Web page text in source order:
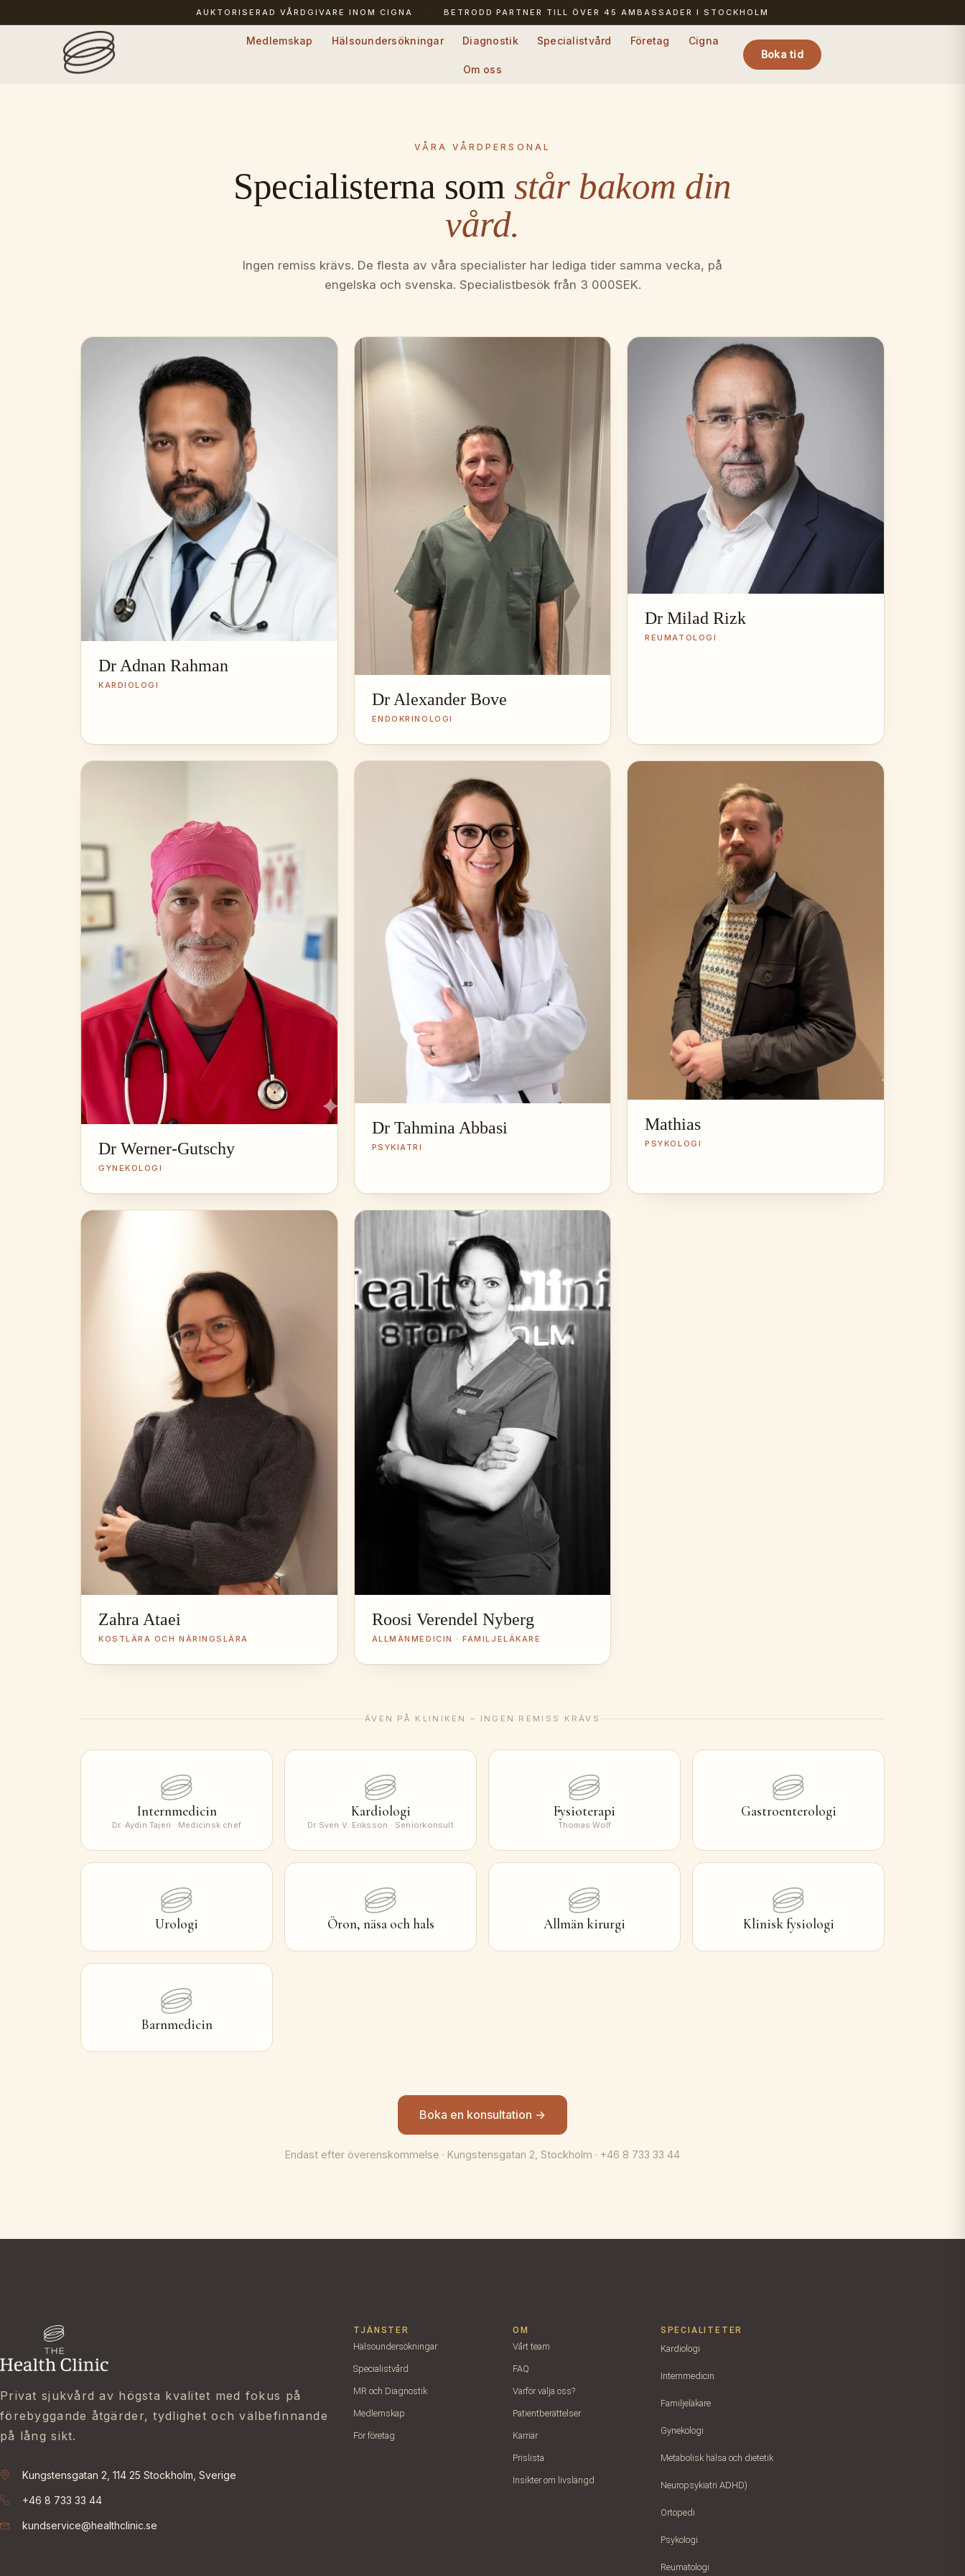
AUKTORISERAD VÅRDGIVARE INOM CIGNA · BETRODD PARTNER TILL ÖVER 45 AMBASSADER I STOCKHOLM
Medlemskap Diagnostik Specialistvård Företag Cigna
Om oss
Boka tid
VÅRA VÅRDPERSONAL
Specialisterna som står bakom din
vård.
Ingen remiss krävs. De flesta av våra specialister har lediga tider samma vecka, på
engelska och svenska. Specialistbesök från 3 000SEK.
Dr Adnan Rahman
KARDIOLOGI
Dr Alexander Bove
ENDOKRINOLOGI
Dr Milad Rizk
REUMATOLOGI
Dr Werner-Gutschy
GYNEKOLOGI
Dr Tahmina Abbasi
PSYKIATRI
Mathias
PSYKOLOGI
Zahra Ataei
KOSTLÄRA OCH NÄRINGSLÄRA
Roosi Verendel Nyberg
ALLMÄNMEDICIN · FAMILJELÄKARE
ÄVEN PÅ KLINIKEN – INGEN REMISS KRÄVS
Internmedicin
Dr. Aydin Tajeri · Medicinsk chef
Kardiologi
Dr Sven V. Eriksson · Seniorkonsult
Fysioterapi
Thomas Wolf
Gastroenterologi
Urologi Öron, näsa och hals Allmän kirurgi Klinisk fysiologi
Barnmedicin
Boka en konsultation →
Endast efter överenskommelse · Kungstensgatan 2, Stockholm · +46 8 733 33 44
Privat sjukvård av högsta kvalitet med fokus på
förebyggande åtgärder, tydlighet och välbefinnande
på lång sikt.
Kungstensgatan 2, 114 25 Stockholm, Sverige
+46 8 733 33 44
kundservice@healthclinic.se
TJÄNSTER
Hälsoundersökningar
Specialistvård
MR och Diagnostik
Medlemskap
För företag
OM
Vårt team
FAQ
Varför välja oss?
Patientberättelser
Karriär
Prislista
Insikter om livslängd
SPECIALITETER
Kardiologi
Internmedicin
Familjeläkare
Gynekologi
Metabolisk hälsa och dietetik
Neuropsykiatri ADHD)
Ortopedi
Psykologi
Reumatologi